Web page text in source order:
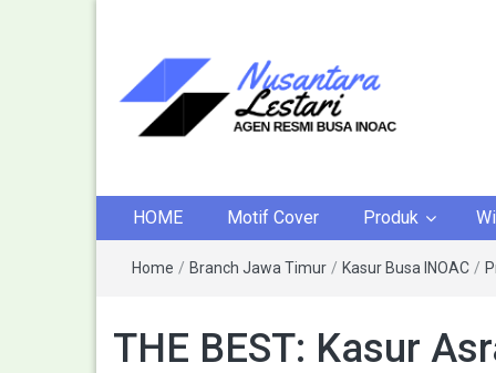
INOAC
HOME Motif Cover Produk
Home / Branch Jawa Timur / Kasur Busa INOAC /
THE BEST: Kasur